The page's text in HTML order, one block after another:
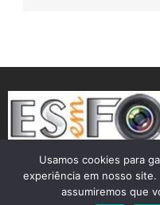
Usamos cookies para
experiência em nosso
assumiremos que